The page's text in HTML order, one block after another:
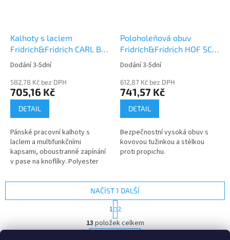
Kalhoty s laclem
Fridrich&Fridrich CARL BE-
01-004
Dodání 3-5dní
582,78 Kč bez DPH
705,16 Kč
DETAIL
Pánské pracovní kalhoty s
laclem a multifunkčními
kapsami, oboustranné zapínání
v pase na knoflíky. Polyester
Poloholeňová obuv
Fridrich&Fridrich HOF SC-
03-009 S3 SRC
Dodání 3-5dní
612,87 Kč bez DPH
741,57 Kč
DETAIL
Bezpečnostní vysoká obuv s
kovovou tužinkou a stélkou
proti propichu.
O
v
NAČÍST 1 DALŠÍ
t
r
á
1 2
13položek celkem